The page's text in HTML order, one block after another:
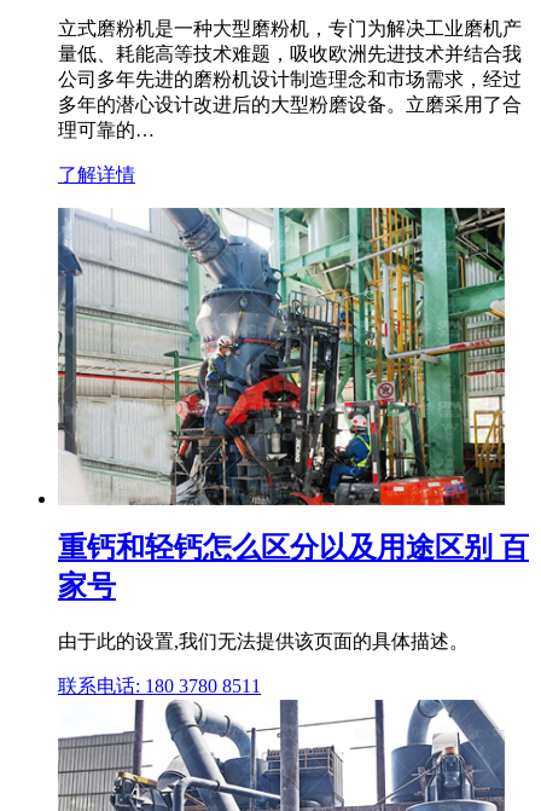
立式磨粉机是一种大型磨粉机，专门为解决工业磨机产
量低、耗能高等技术难题，吸收欧洲先进技术并结合我
公司多年先进的磨粉机设计制造理念和市场需求，经过
多年的潜心设计改进后的大型粉磨设备。立磨采用了合
理可靠的…
了解详情
重钙和轻钙怎么区分以及用途区别 百
家号
由于此的设置,我们无法提供该页面的具体描述。
联系电话: 180 3780 8511